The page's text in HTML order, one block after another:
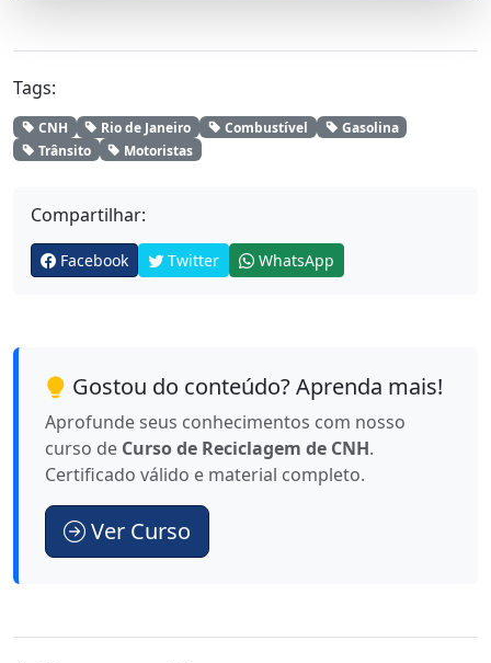
Tags:
CNH Rio de Janeiro Combustível
Gasolina
Trânsito
Motoristas
Compartilhar:
Facebook Twitter WhatsApp
Gostou do conteúdo? Aprenda mais!
Aprofunde seus conhecimentos com nosso
curso de Curso de Reciclagem de CNH.
Certificado válido e material completo.
Ver Curso